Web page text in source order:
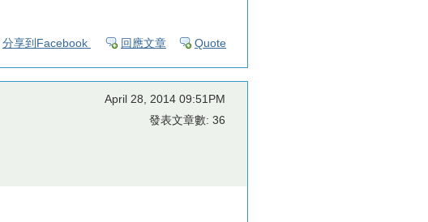
分享到Facebook 回應文章 Quote
April 28, 2014 09:51PM
發表文章數: 36